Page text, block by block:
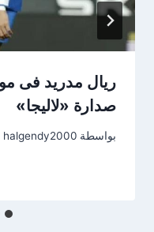
ريال مدريد فى
صدارة «لاليجا»
بواسطة halgendy2000